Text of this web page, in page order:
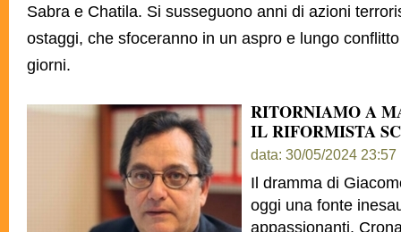
Sabra e Chatila. Si susseguono anni di azioni
ostaggi, che sfoceranno in un aspro e lungo
giorni.
RITORNIAMO A
IL RIFORMISTA
data: 30/05/2024 23:57
Il dramma di
oggi una fonte
appassionanti.